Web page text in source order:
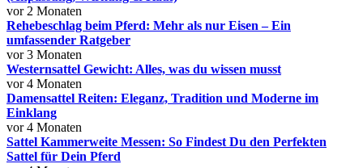
vor 2 Monaten
Rehebeschlag beim Pferd: Mehr als nur Eisen – Ein
umfassender Ratgeber
vor 3 Monaten
Westernsattel Gewicht: Alles, was du wissen musst
vor 4 Monaten
Damensattel Reiten: Eleganz, Tradition und Moderne im
Einklang
vor 4 Monaten
Sattel Kammerweite Messen: So Findest Du den Perfekten
Sattel für Dein Pferd